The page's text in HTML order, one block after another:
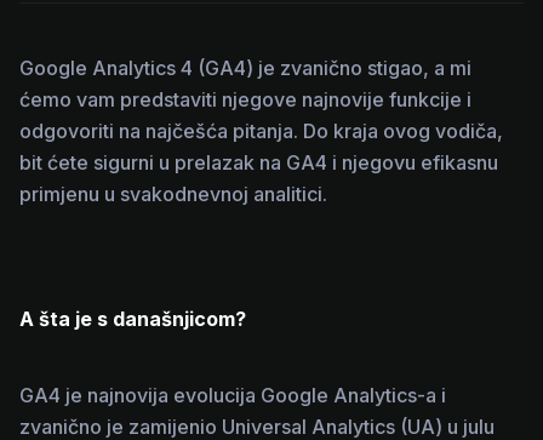
Google Analytics 4 (GA4) je zvanično stigao, a mi
ćemo vam predstaviti njegove najnovije funkcije i
odgovoriti na najčešća pitanja. Do kraja ovog vodiča,
bit ćete sigurni u prelazak na GA4 i njegovu efikasnu
primjenu u svakodnevnoj analitici.
A šta je s današnjicom?
GA4 je najnovija evolucija Google Analytics-a i
zvanično je zamijenio Universal Analytics (UA) u julu